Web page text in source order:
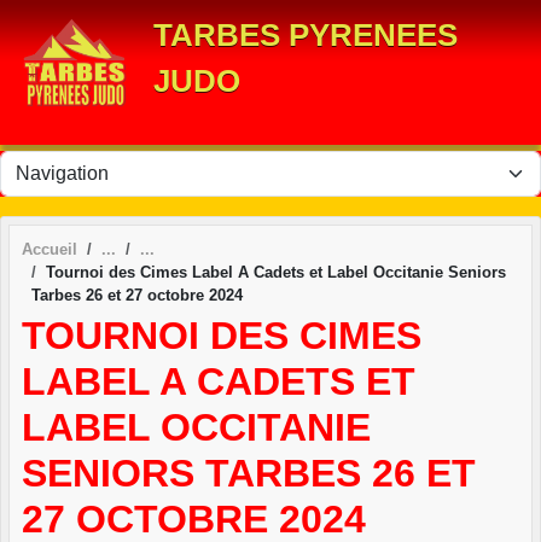
TARBES PYRENEES
JUDO
Accueil
Tournoi des Cimes Label A Cadets et Label Occitanie Seniors
Tarbes 26 et 27 octobre 2024
TOURNOI DES CIMES
LABEL A CADETS ET
LABEL OCCITANIE
SENIORS TARBES 26 ET
27 OCTOBRE 2024
Panneau de gestion des cookies